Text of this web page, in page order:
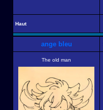
Haut
ange bleu
The old man